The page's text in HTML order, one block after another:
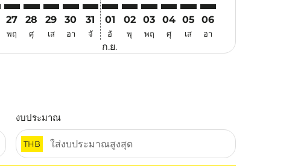
27
พฤ
28
ศุ
29
เส
30
อา
31
จั
01
อั
ก.ย.
02
พุ
03
พฤ
04
ศุ
05
เส
06
อา
งบประมาณ
THB